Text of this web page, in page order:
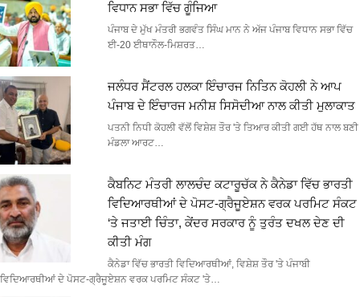
ਵਿਧਾਨ ਸਭਾ ਵਿੱਚ ਗੂੰਜਿਆ
ਪੰਜਾਬ ਦੇ ਮੁੱਖ ਮੰਤਰੀ ਭਗਵੰਤ ਸਿੰਘ ਮਾਨ ਨੇ ਅੱਜ ਪੰਜਾਬ ਵਿਧਾਨ ਸਭਾ ਵਿੱਚ
ਈ-20 ਈਥਾਨੌਲ-ਮਿਸ਼ਰਤ…
ਜਲੰਧਰ ਸੈਂਟਰਲ ਹਲਕਾ ਇੰਚਾਰਜ ਨਿਤਿਨ ਕੋਹਲੀ ਨੇ ਆਪ
ਪੰਜਾਬ ਦੇ ਇੰਚਾਰਜ ਮਨੀਸ਼ ਸਿਸੋਦੀਆ ਨਾਲ ਕੀਤੀ ਮੁਲਾਕਾਤ
ਪਤਨੀ ਨਿਧੀ ਕੋਹਲੀ ਵੱਲੋਂ ਵਿਸ਼ੇਸ਼ ਤੌਰ 'ਤੇ ਤਿਆਰ ਕੀਤੀ ਗਈ ਹੱਥ ਨਾਲ ਬਣੀ
ਮੰਡਲਾ ਆਰਟ…
ਕੈਬਨਿਟ ਮੰਤਰੀ ਲਾਲਚੰਦ ਕਟਾਰੂਚੱਕ ਨੇ ਕੈਨੇਡਾ ਵਿੱਚ ਭਾਰਤੀ
ਵਿਦਿਆਰਥੀਆਂ ਦੇ ਪੋਸਟ-ਗ੍ਰੈਜੂਏਸ਼ਨ ਵਰਕ ਪਰਮਿਟ ਸੰਕਟ
‘ਤੇ ਜਤਾਈ ਚਿੰਤਾ, ਕੇਂਦਰ ਸਰਕਾਰ ਨੂੰ ਤੁਰੰਤ ਦਖਲ ਦੇਣ ਦੀ
ਕੀਤੀ ਮੰਗ
ਕੈਨੇਡਾ ਵਿੱਚ ਭਾਰਤੀ ਵਿਦਿਆਰਥੀਆਂ, ਵਿਸ਼ੇਸ਼ ਤੌਰ 'ਤੇ ਪੰਜਾਬੀ
ਵਿਦਿਆਰਥੀਆਂ ਦੇ ਪੋਸਟ-ਗ੍ਰੈਜੂਏਸ਼ਨ ਵਰਕ ਪਰਮਿਟ ਸੰਕਟ 'ਤੇ…